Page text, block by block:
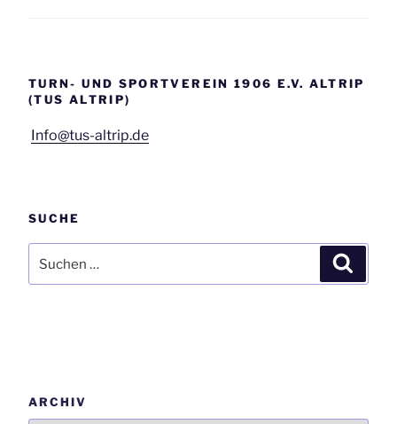
TURN- UND SPORTVEREIN 1906 E.V. ALTRIP
(TUS ALTRIP)
Info@tus-altrip.de
SUCHE
nach:
ARCHIV